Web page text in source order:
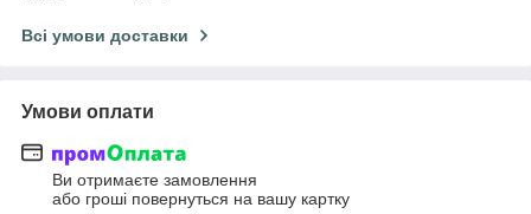
Всі умови доставки
Умови оплати
Ви отримаєте замовлення
або гроші повернуться на вашу картку